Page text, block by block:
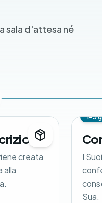
sala d'attesa né
creata
alla
1-3
I
Sua.